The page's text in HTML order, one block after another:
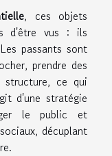
, ces objets
d'être vus : ils
passants sont
prendre des
ce qui
d'une stratégie
le public et
décuplant